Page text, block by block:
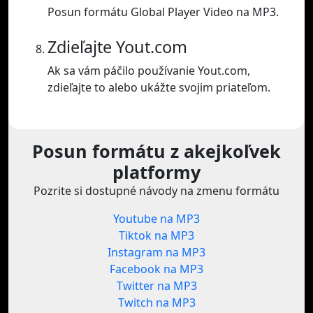
Posun formátu Global Player Video na MP3.
Zdieľajte Yout.com
Ak sa vám páčilo používanie Yout.com,
zdieľajte to alebo ukážte svojim priateľom.
Posun formátu z akejkoľvek
platformy
Pozrite si dostupné návody na zmenu formátu
Youtube na MP3
Tiktok na MP3
Instagram na MP3
Facebook na MP3
Twitter na MP3
Twitch na MP3